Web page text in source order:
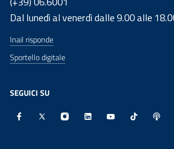
Dal lunedì al venerdì dalle 9.00 alle
Inail risponde
Sportello digitale
SEGUICI SU